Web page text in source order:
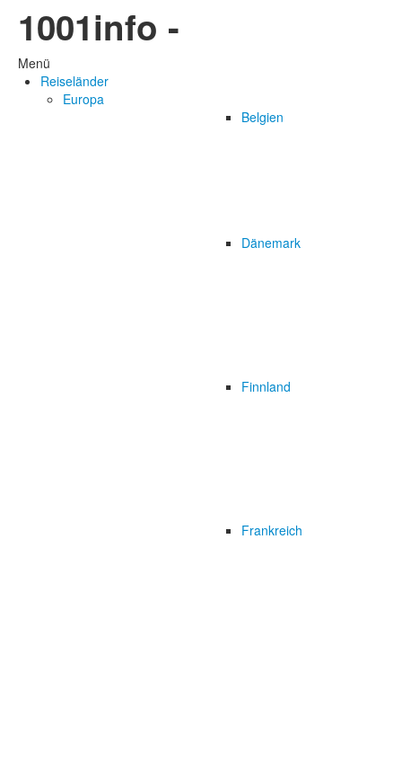
1001info -
Menü
Reiseländer
Europa
Belgien
Dänemark
Finnland
Frankreich